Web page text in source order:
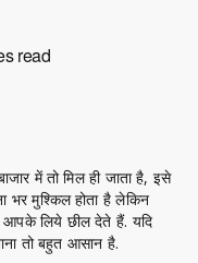
read
में तो मिल ही जाता है, इसे
भर मुश्किल होता है लेकिन
लिये छील देते हैं. यदि
तो बहुत आसान है.